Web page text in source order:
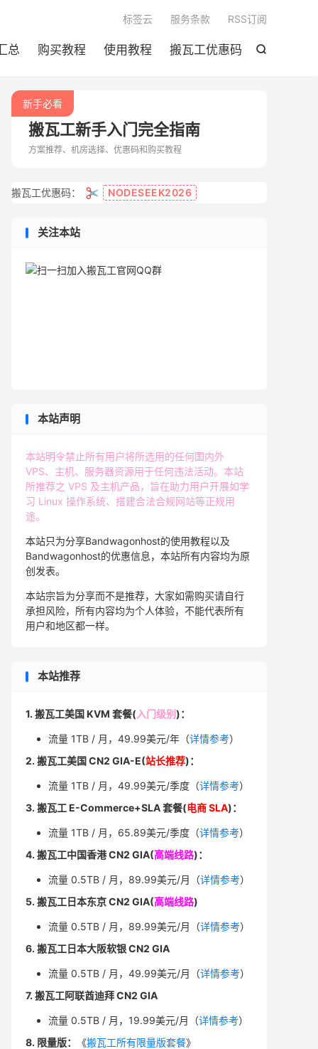

总 购买教程 使用教程 搬瓦工优惠码
标签云 服务条款 RSS订阅
新手必看
搬瓦工新手入门完全指南
方案推荐、机房选择、优惠码和购买教程
搬瓦工优惠码： ✂️ NODESEEK2026
关注本站
本站声明
本站明令禁止所有用户将所选用的任何国内外
VPS、主机、服务器资源用于任何违法活动。本站
所推荐之 VPS 及主机产品，旨在助力用户开展如学
习 Linux 操作系统、搭建合法合规网站等正规用
途。
本站只为分享Bandwagonhost的使用教程以及
Bandwagonhost的优惠信息，本站所有内容均为原
创发表。
本站宗旨为分享而不是推荐，大家如需购买请自行
承担风险，所有内容均为个人体验，不能代表所有
用户和地区都一样。
本站推荐
1. 搬瓦工美国 KVM 套餐( 入门级别)：
流量 1TB / 月，49.99美元/年（详情参考）
2. 搬瓦工美国 CN2 GIA-E(站长推荐)：
流量 1TB / 月，49.99美元/季度（详情参考）
3. 搬瓦工 E-Commerce+SLA 套餐(电商 SLA)：
流量 1TB / 月，65.89美元/季度（详情参考）
4. 搬瓦工中国香港 CN2 GIA(高端线路)：
流量 0.5TB / 月，89.99美元/月（详情参考）
5. 搬瓦工日本东京 CN2 GIA(高端线路)
流量 0.5TB / 月，89.99美元/月（详情参考）
6. 搬瓦工日本大阪软银 CN2 GIA
流量 0.5TB / 月，49.99美元/月（详情参考）
7. 搬瓦工阿联酋迪拜 CN2 GIA
流量 0.5TB / 月，19.99美元/月（详情参考）
8. 限量版：
《搬瓦工所有限量版套餐》